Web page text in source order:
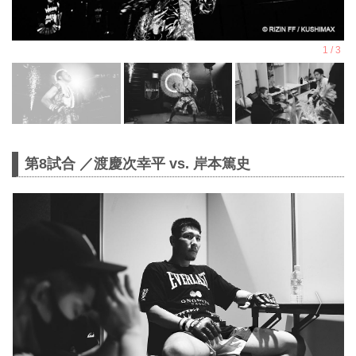
第8試合 ／渡慶次幸平 vs. 岸本篤史